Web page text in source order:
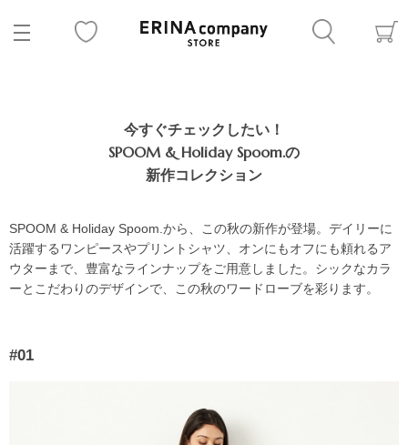
今すぐチェックしたい！
SPOOM & Holiday Spoom.の
新作コレクション
SPOOM & Holiday Spoom.から、この秋の新作が登場。デイリーに
活躍するワンピースやプリントシャツ、オンにもオフにも頼れるア
ウターまで、豊富なラインナップをご用意しました。シックなカラ
ーとこだわりのデザインで、この秋のワードローブを彩ります。
#01